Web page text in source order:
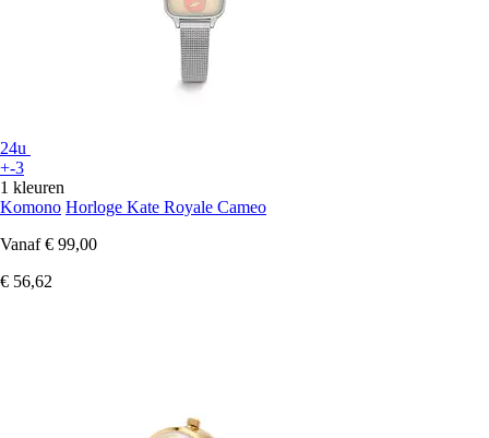
24u
+-3
1 kleuren
Komono Horloge Kate Royale Cameo
Vanaf € 99,00
€ 56,62